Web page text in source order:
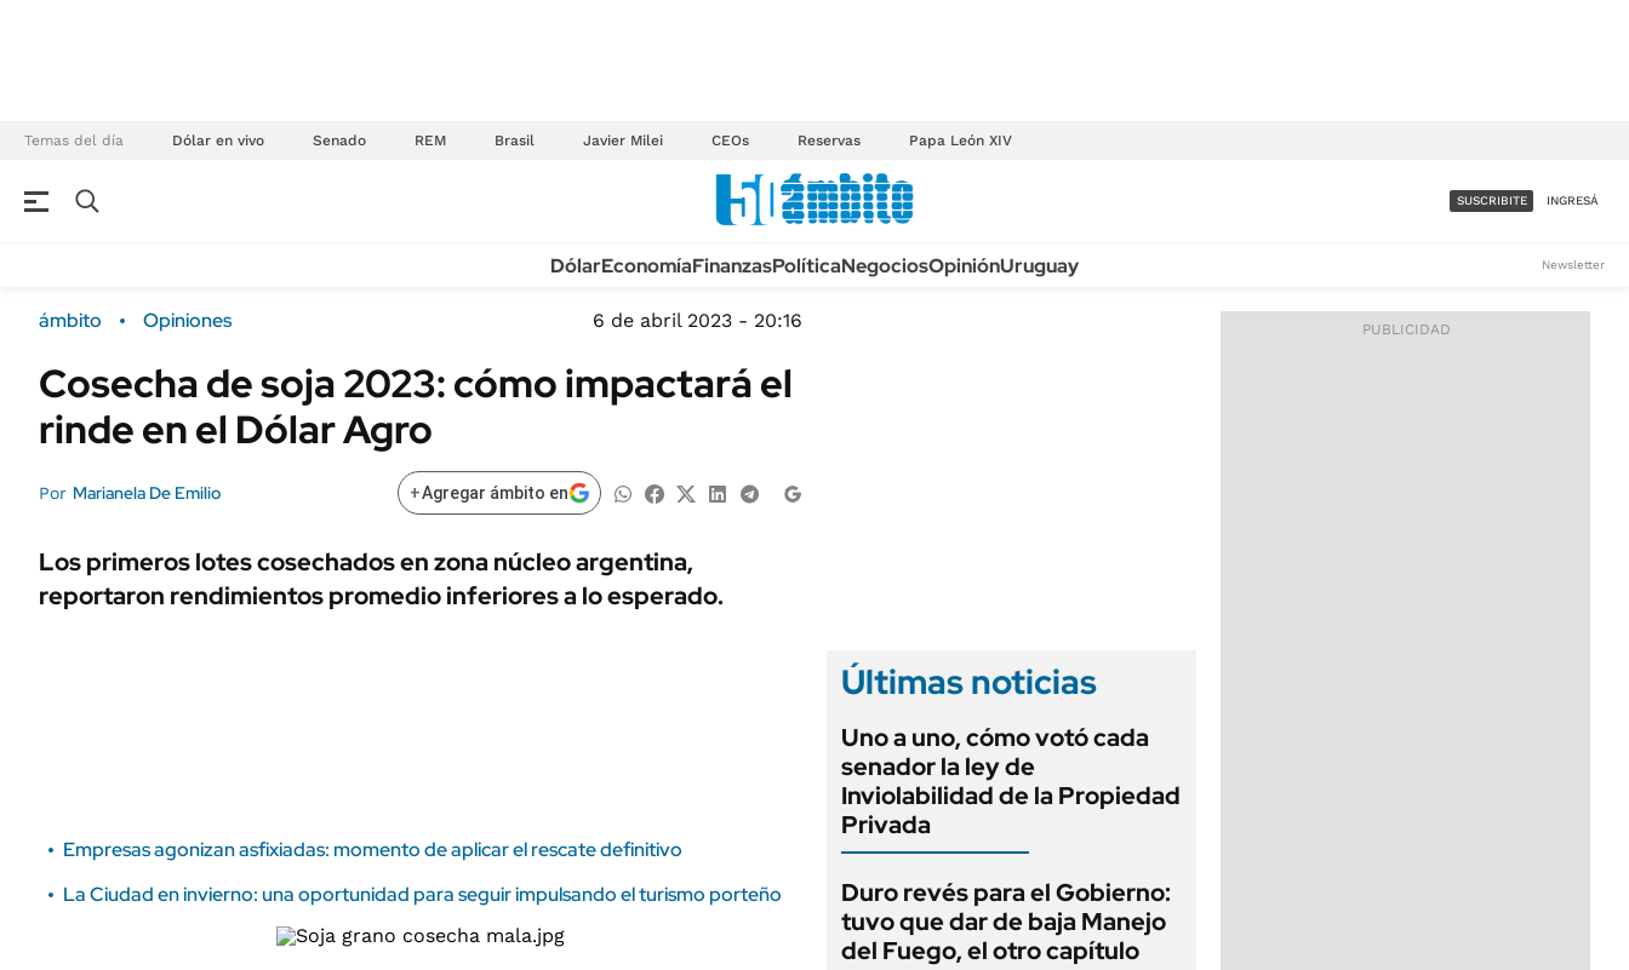
Temas del día Dólar en vivo Senado REM Brasil Javier Milei CEOs Reservas Papa León XIV
Campo
FINANZAS
ÁMBITO DEBATE
MEDIAKIT AMBITO DEBATE
Sustentabilidad
Seguros
ENERGY REPORT
POLÍTICA
TECNOLOGÍA
MÉXICO
MUNDO
LIFESTYLE
AUTOS
ACCESO FULL - $1.800/MES
SUSCRIBITE INGRESÁ
DólarEconomíaFinanzasPolíticaNegociosOpiniónUruguay Newsletter
ámbito Opiniones 6 de abril 2023 - 20:16
Cosecha de soja 2023: cómo impactará el
rinde en el Dólar Agro
Por Marianela De Emilio +Agregar ámbito en
Los primeros lotes cosechados en zona núcleo argentina,
reportaron rendimientos promedio inferiores a lo esperado.
Empresas agonizan asfixiadas: momento de aplicar el rescate definitivo
La Ciudad en invierno: una oportunidad para seguir impulsando el turismo porteño
Últimas noticias
Uno a uno, cómo votó cada
senador la ley de
Inviolabilidad de la Propiedad
Privada
Duro revés para el Gobierno:
tuvo que dar de baja Manejo
del Fuego, el otro capítulo